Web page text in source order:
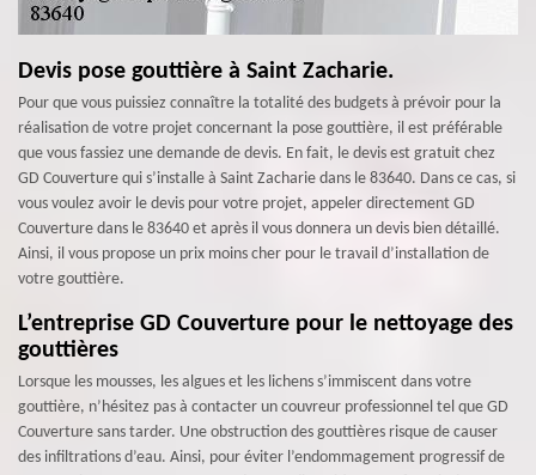
Devis pose gouttière à Saint Zacharie.
Pour que vous puissiez connaître la totalité des budgets à prévoir pour la
réalisation de votre projet concernant la pose gouttière, il est préférable
que vous fassiez une demande de devis. En fait, le devis est gratuit chez
GD Couverture qui s’installe à Saint Zacharie dans le 83640. Dans ce cas, si
vous voulez avoir le devis pour votre projet, appeler directement GD
Couverture dans le 83640 et après il vous donnera un devis bien détaillé.
Ainsi, il vous propose un prix moins cher pour le travail d’installation de
votre gouttière.
L’entreprise GD Couverture pour le nettoyage des
gouttières
Lorsque les mousses, les algues et les lichens s’immiscent dans votre
gouttière, n’hésitez pas à contacter un couvreur professionnel tel que GD
Couverture sans tarder. Une obstruction des gouttières risque de causer
des infiltrations d’eau. Ainsi, pour éviter l’endommagement progressif de